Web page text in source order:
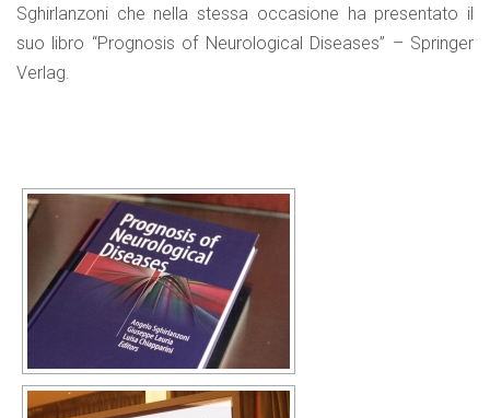
Sghirlanzoni che nella stessa occasione ha presentato il
suo libro “Prognosis of Neurological Diseases” – Springer
Verlag.